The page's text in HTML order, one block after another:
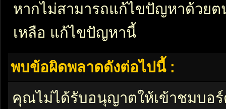
หากไม่สามารถแก้ไขปัญหาด้วย
เหลือ แก้ไขปัญหานี้
พบข้อผิดพลาดดังต่อไปนี้ :
คุณไม่ได้รับอนุญาตให้เข้าชมบอ